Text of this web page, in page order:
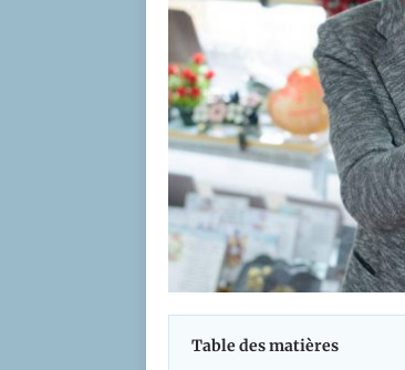
Table des matières